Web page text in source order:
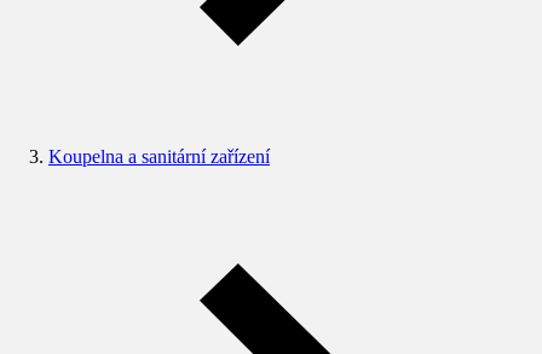
Koupelna a sanitární zařízení